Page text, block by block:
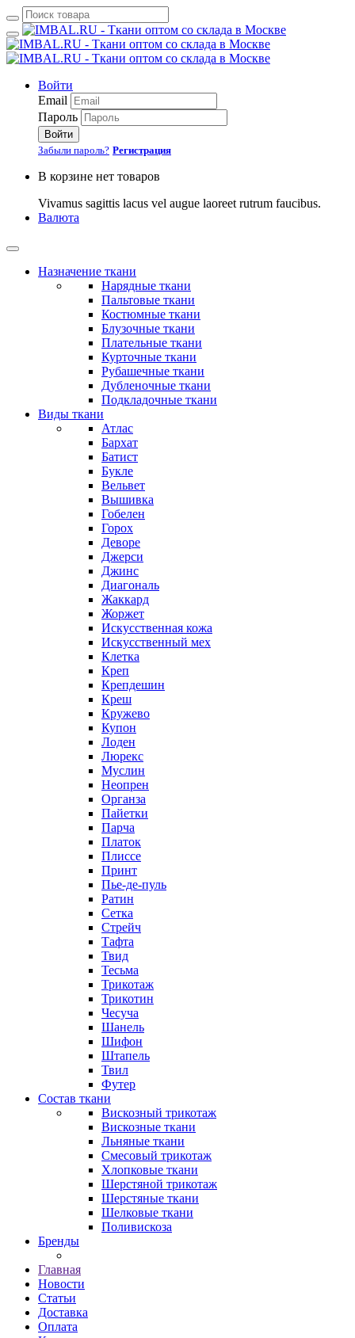
Войти
Email
Пароль
Войти
Забыли пароль? Регистрация
В корзине нет товаров
Vivamus sagittis lacus vel augue laoreet rutrum faucibus.
Валюта
Назначение ткани
Нарядные ткани
Пальтовые ткани
Костюмные ткани
Блузочные ткани
Плательные ткани
Курточные ткани
Рубашечные ткани
Дубленочные ткани
Подкладочные ткани
Виды ткани
Атлас
Бархат
Батист
Букле
Вельвет
Вышивка
Гобелен
Горох
Деворе
Джерси
Джинс
Диагональ
Жаккард
Жоржет
Искусственная кожа
Искусственный мех
Клетка
Креп
Крепдешин
Креш
Кружево
Купон
Лоден
Люрекс
Муслин
Неопрен
Органза
Пайетки
Парча
Платок
Плиссе
Принт
Пье-де-пуль
Ратин
Сетка
Стрейч
Тафта
Твид
Тесьма
Трикотаж
Трикотин
Чесуча
Шанель
Шифон
Штапель
Твил
Футер
Состав ткани
Вискозный трикотаж
Вискозные ткани
Льняные ткани
Смесовый трикотаж
Хлопковые ткани
Шерстяной трикотаж
Шерстяные ткани
Шелковые ткани
Поливискоза
Бренды
Главная
Новости
Статьи
Доставка
Оплата